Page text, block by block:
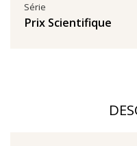
Série
Prix Scientifique